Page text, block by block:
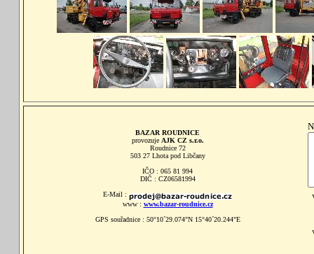
BAZAR ROUDNICE
provozuje AJK CZ s.r.o.
Roudnice 72
503 27 Lhota pod Libčany
IČO : 065 81 994
DIČ : CZ06581994
E-Mail :
www : www.bazar-roudnice.cz
GPS souřadnice : 50°10´29.074"N 15°40´20.244"E